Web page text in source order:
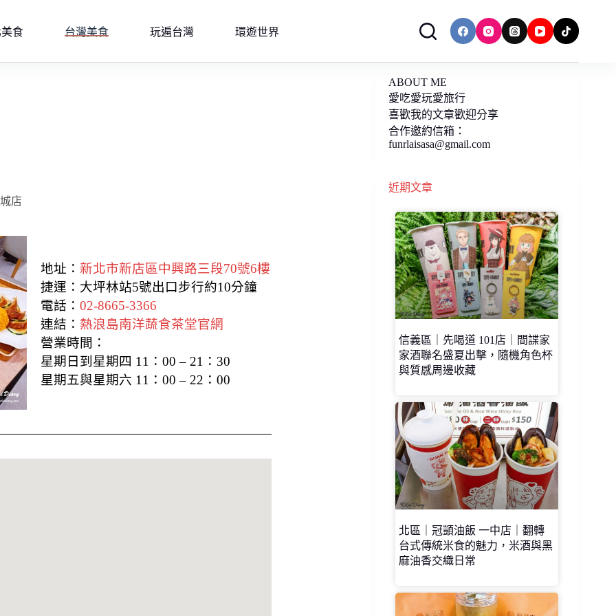
食 台灣美食 玩遍台灣 環遊世界
店
地址： 新北市新店區中興路三段70號6樓
捷運：大坪林站5號出口步行約10分鐘
電話： 02-8665-3366
連結： 熱浪島南洋蔬食茶堂官網
營業時間：
星期日到星期四 11：00 – 21：30
星期五與星期六 11：00 – 22：00
ABOUT ME
愛吃愛玩愛旅行
喜歡我的文章歡迎分享
合作邀約信箱：
funrlaisasa@gmail.com
近期文章
信義區｜先喝道 101店｜間諜家
家酒聯名盛夏出擊，隨機角色杯
與質感周邊收藏
北區｜冠顗油飯 一中店｜翻轉
台式傳統米食的魅力，米酒與黑
麻油香交織日常